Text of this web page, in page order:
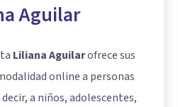
Aguilar
Liliana Aguilarofrece sus
online a personas
a niños, adolescentes,